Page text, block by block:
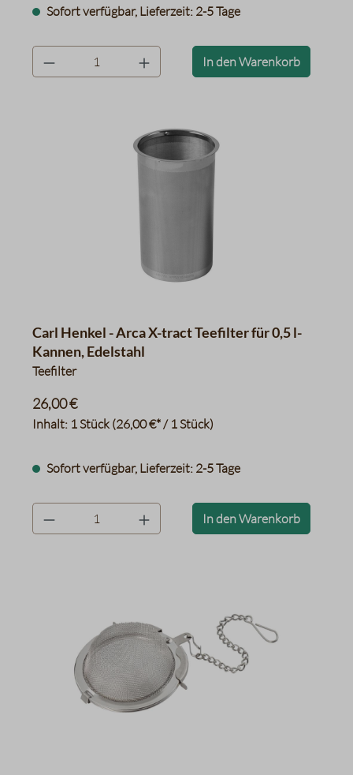
Sofort verfügbar, Lieferzeit: 2-5 Tage
product.quantityLabel In den Warenkorb
Carl Henkel - Arca X-tract Teefilter für 0,5 l-
Kannen, Edelstahl
Teefilter
Inhalt: 1 Stück(26,00 €* / 1 Stück)
26,00 €
Sofort verfügbar, Lieferzeit: 2-5 Tage
product.quantityLabel In den Warenkorb